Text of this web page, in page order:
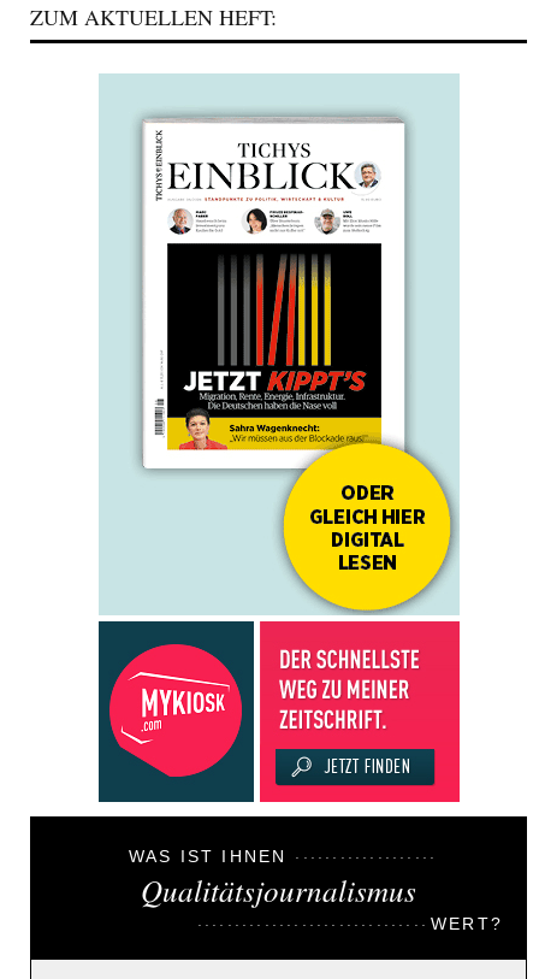
ZUM AKTUELLEN HEFT:
WAS IST IHNEN
Qualitätsjournalismus
WERT?